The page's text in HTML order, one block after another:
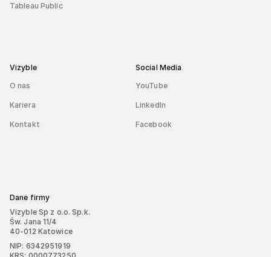
Tableau Public
Vizyble
O nas
Kariera
Kontakt
Social Media
YouTube
LinkedIn
Facebook
Dane firmy
Vizyble Sp z o.o. Sp.k.
Św. Jana 11/4
40-012 Katowice
NIP: 6342951919